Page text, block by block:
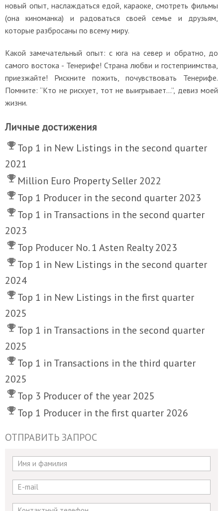
новый опыт, наслаждаться едой, караоке, смотреть фильмы
(она киноманка) и радоваться своей семье и друзьям,
которые разбросаны по всему миру.
Какой замечательный опыт: с юга на север и обратно, до
самого востока - Тенерифе! Страна любви и гостеприимства,
приезжайте! Рискните пожить, почувствовать Тенерифе.
Помните: “Кто не рискует, тот не выигрывает…”, девиз моей
жизни.
Личные достижения
Top 1 in New Listings in the second quarter
2021
Million Euro Property Seller 2022
Top 1 Producer in the second quarter 2023
Top 1 in Transactions in the second quarter
2023
Top Producer No. 1 Asten Realty 2023
Top 1 in New Listings in the second quarter
2024
Top 1 in New Listings in the first quarter
2025
Top 1 in Transactions in the second quarter
2025
Top 1 in Transactions in the third quarter
2025
Top 3 Producer of the year 2025
Top 1 Producer in the first quarter 2026
ОТПРАВИТЬ ЗАПРОС
If
you
are
human,